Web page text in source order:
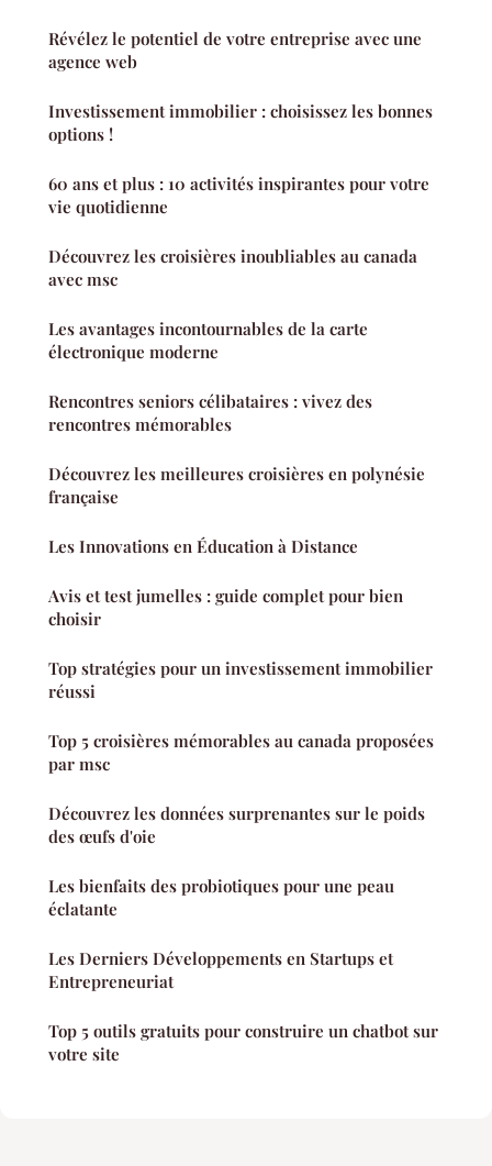
Révélez le potentiel de votre entreprise avec une
agence web
Investissement immobilier : choisissez les bonnes
options !
60 ans et plus : 10 activités inspirantes pour votre
vie quotidienne
Découvrez les croisières inoubliables au canada
avec msc
Les avantages incontournables de la carte
électronique moderne
Rencontres seniors célibataires : vivez des
rencontres mémorables
Découvrez les meilleures croisières en polynésie
française
Les Innovations en Éducation à Distance
Avis et test jumelles : guide complet pour bien
choisir
Top stratégies pour un investissement immobilier
réussi
Top 5 croisières mémorables au canada proposées
par msc
Découvrez les données surprenantes sur le poids
des œufs d'oie
Les bienfaits des probiotiques pour une peau
éclatante
Les Derniers Développements en Startups et
Entrepreneuriat
Top 5 outils gratuits pour construire un chatbot sur
votre site